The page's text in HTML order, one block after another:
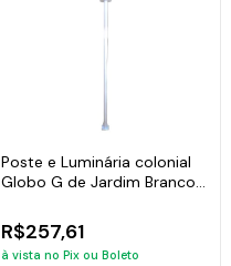
Poste e Luminária colonial
Globo G de Jardim Branco
R$257,61
à vista no Pix ou Boleto